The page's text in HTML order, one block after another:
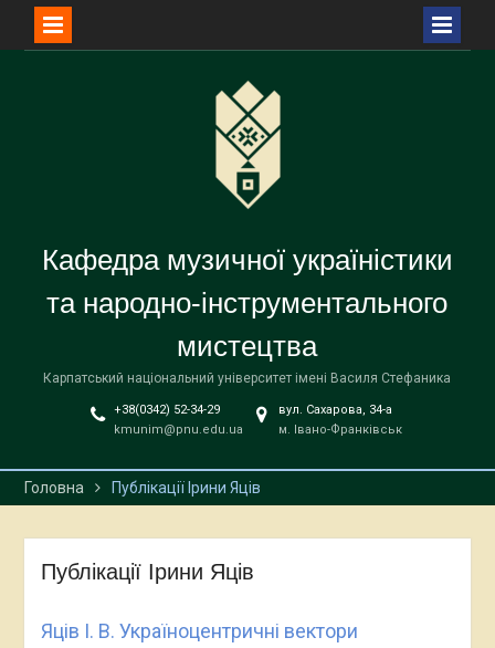
Кафедра музичної україністики
та народно-інструментального
мистецтва
Карпатський національний університет імені Василя Стефаника
+38(0342) 52-34-29
kmunim@pnu.edu.ua
вул. Сахарова, 34-а
м. Івано-Франківськ
Головна Публікації Ірини Яців
Публікації Ірини Яців
Яців І. В. Україноцентричні вектори